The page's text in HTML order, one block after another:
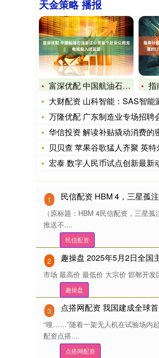
天金策略 播报
富深优配 中国航油石油浙江公司首个社会公用充电站投入试运营
指南针
大财配资 山科智能：SAS智能
万隆优配 广东制造业专场招聘会“人从
华信投资 解读补贴撬动消费的
贝贝查 苹果谷歌猛人齐聚 英特尔打造
宏泰 数字人民币试点创新最新
1 民信配资 HBM 4，三星孤
（原标题：HBM 4民信配资，三星
推送不....
民信配资
2
趣操盘 2025年5月2日全国
市场 最高价 最低价 大宗价 邯郸开
趣操盘
3
点搭网配资 我国建成全球
“嗖……”随着一架无人机在试验场内
配资点搭....
点搭网配资